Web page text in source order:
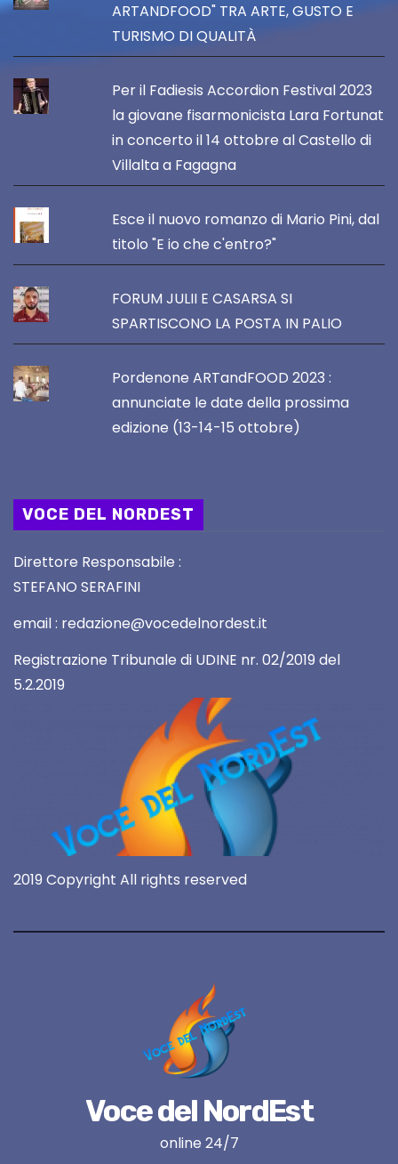
ARTANDFOOD" TRA ARTE, GUSTO E
TURISMO DI QUALITÀ
Per il Fadiesis Accordion Festival 2023
la giovane fisarmonicista Lara Fortunat
in concerto il 14 ottobre al Castello di
Villalta a Fagagna
Esce il nuovo romanzo di Mario Pini, dal
titolo "E io che c'entro?"
FORUM JULII E CASARSA SI
SPARTISCONO LA POSTA IN PALIO
Pordenone ARTandFOOD 2023 :
annunciate le date della prossima
edizione (13-14-15 ottobre)
VOCE DEL NORDEST
Direttore Responsabile :
STEFANO SERAFINI
email : redazione@vocedelnordest.it
Registrazione Tribunale di UDINE nr. 02/2019 del
5.2.2019
2019 Copyright All rights reserved
Voce del NordEst
online 24/7